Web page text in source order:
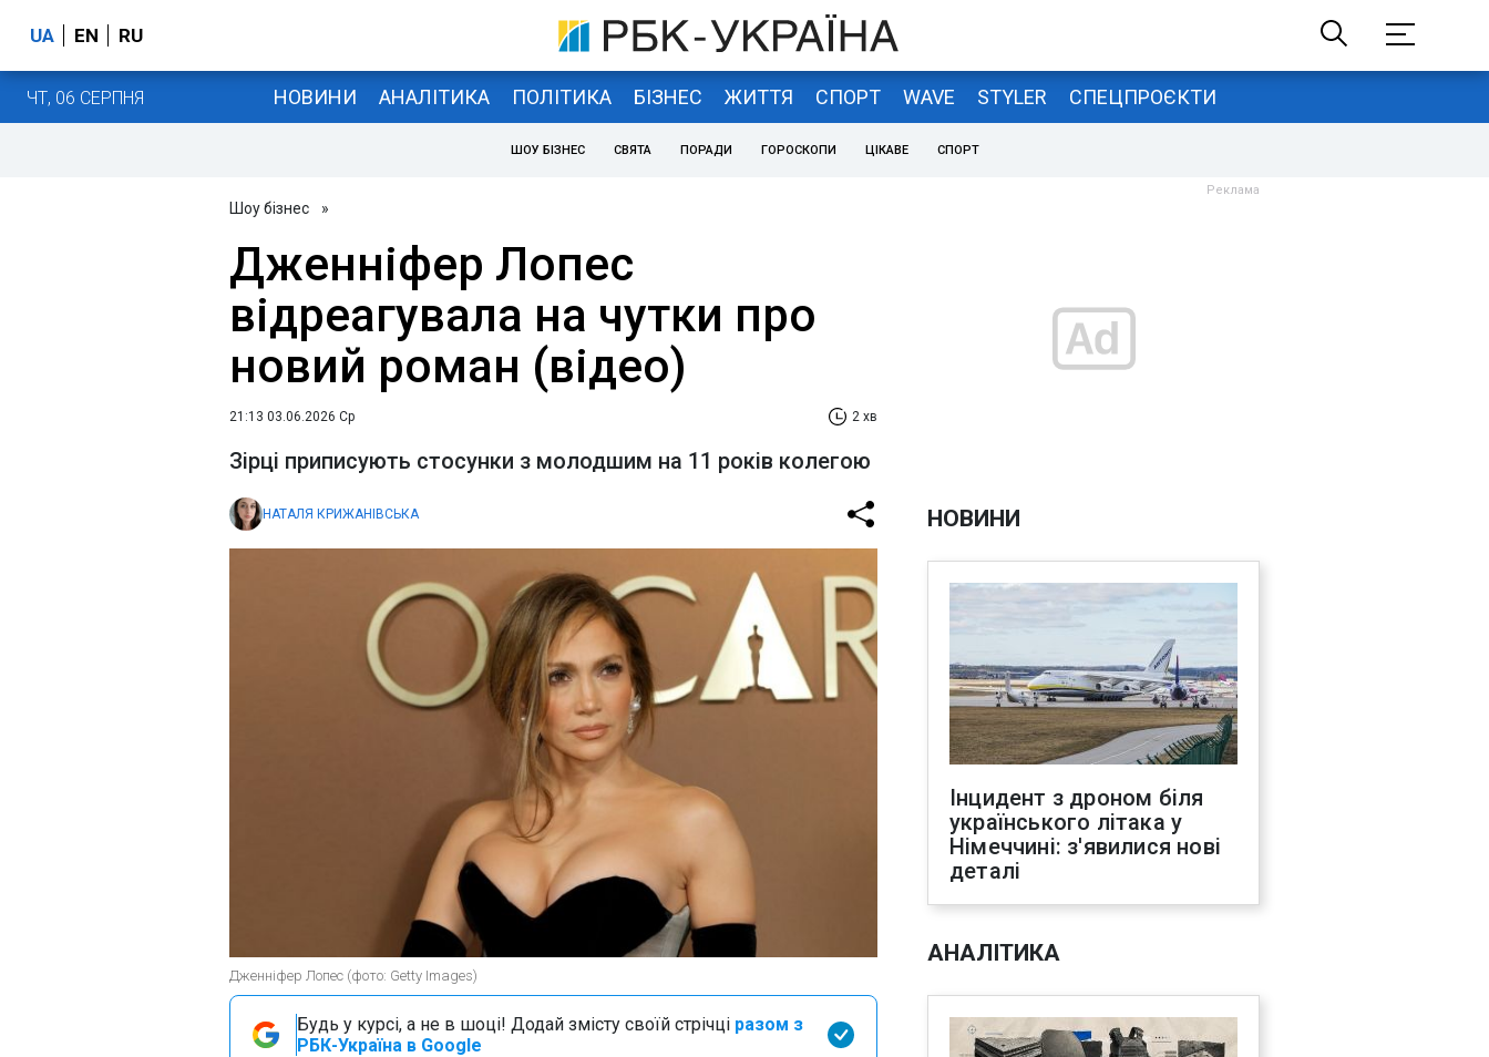
UA EN RU
ЧТ, 06 СЕРПНЯ НОВИНИ АНАЛІТИКА ПОЛІТИКА БІЗНЕС ЖИТТЯ СПОРТ WAVE STYLER СПЕЦПРОЄКТИ
ШОУ БІЗНЕС СВЯТА ПОРАДИ ГОРОСКОПИ ЦІКАВЕ СПОРТ
Шоу бізнес »
Дженніфер Лопес
відреагувала на чутки про
новий роман (відео)
21:13 03.06.2026 Ср 2 хв
Зірці приписують стосунки з молодшим на 11 років колегою
НАТАЛЯ КРИЖАНІВСЬКА
Дженніфер Лопес (фото: Getty Images)
Будь у курсі, а не в шоці! Додай змісту своїй стрічці разом з
РБК-Україна в Google
НОВИНИ
Інцидент з дроном біля
українського літака у
Німеччині: з'явилися нові
деталі
АНАЛІТИКА